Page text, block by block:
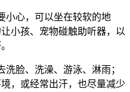
小心，可以坐在较软的地
小孩、宠物碰触助听器，以
脸、洗澡、游泳、淋雨；
，或经常出汗，也尽量减少